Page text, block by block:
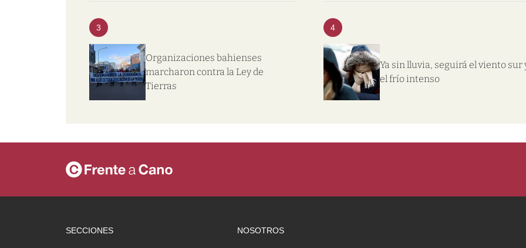
3
Organizaciones bahienses
marcharon contra la Ley de
Tierras
4
Ya sin lluvia, seguirá el viento sur
el frío intenso
SECCIONES NOSOTROS